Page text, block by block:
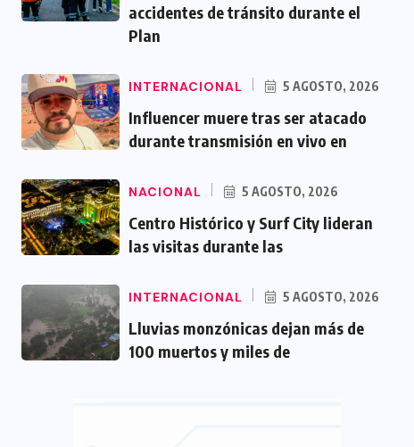
accidentes de tránsito durante el
Plan
INTERNACIONAL 5 AGOSTO, 2026
Influencer muere tras ser atacado
durante transmisión en vivo en
NACIONAL 5 AGOSTO, 2026
Centro Histórico y Surf City lideran
las visitas durante las
INTERNACIONAL 5 AGOSTO, 2026
Lluvias monzónicas dejan más de
100 muertos y miles de